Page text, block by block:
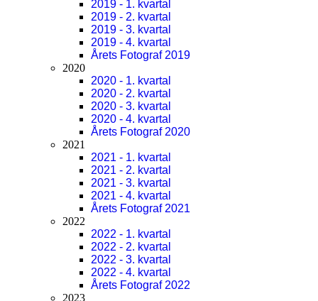
2019 - 1. kvartal
2019 - 2. kvartal
2019 - 3. kvartal
2019 - 4. kvartal
Årets Fotograf 2019
2020
2020 - 1. kvartal
2020 - 2. kvartal
2020 - 3. kvartal
2020 - 4. kvartal
Årets Fotograf 2020
2021
2021 - 1. kvartal
2021 - 2. kvartal
2021 - 3. kvartal
2021 - 4. kvartal
Årets Fotograf 2021
2022
2022 - 1. kvartal
2022 - 2. kvartal
2022 - 3. kvartal
2022 - 4. kvartal
Årets Fotograf 2022
2023